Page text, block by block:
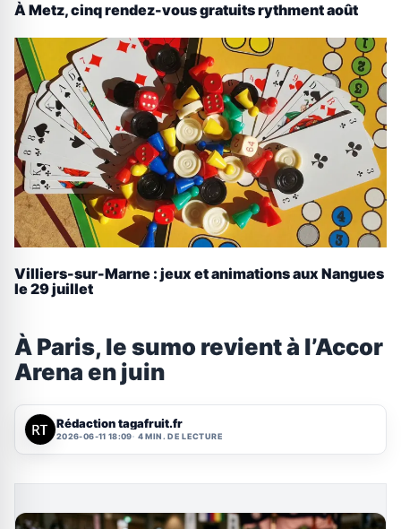
À Metz, cinq rendez-vous gratuits rythment août
Villiers-sur-Marne : jeux et animations aux Nangues
le 29 juillet
À Paris, le sumo revient à l’Accor
Arena en juin
Rédaction tagafruit.fr
2026-06-11 18:09 4 MIN. DE LECTURE